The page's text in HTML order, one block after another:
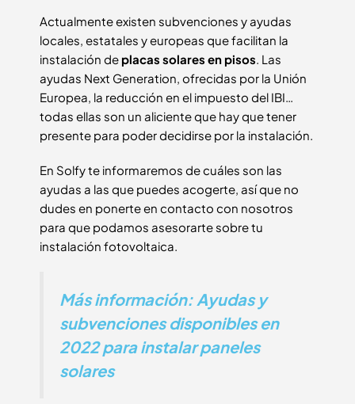
Actualmente existen subvenciones y ayudas
locales, estatales y europeas que facilitan la
instalación de placas solares en pisos. Las
ayudas Next Generation, ofrecidas por la Unión
Europea, la reducción en el impuesto del IBI…
todas ellas son un aliciente que hay que tener
presente para poder decidirse por la instalación.
En Solfy te informaremos de cuáles son las
ayudas a las que puedes acogerte, así que no
dudes en ponerte en contacto con nosotros
para que podamos asesorarte sobre tu
instalación fotovoltaica.
Más información: Ayudas y
subvenciones disponibles en
2022 para instalar paneles
solares